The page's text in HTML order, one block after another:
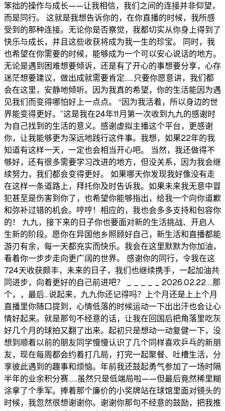
笨拙的操作与成长——让我相信，我们之间的连接并非仰望，
而是同行。 这就是我想告诉你的，在你直播的时候，我所感
受到的那种连接。无论你是否察觉，我都切实从你身上得到了
快乐与成长，并且这些收获将成为我一生的珍宝。 同时，我
也希望在你需要的时候，能够成为一个可以安心说话的地方。
无论是遇到困难想要倾诉，还是有了开心的事想要分享，心存
迷茫想要建议，做出成就需要肯定……只要你愿意讲，我们都
会在这里，安静地倾听。因为我真的希望，你的生活能因为遇
见我们而变得哪怕好上一点点。 “因为我活着，所以身边的世
界能变得更好。”这是我在24年11月第一次收到九九的感谢时
为自己找到的生活的意义。感谢虚拟主播这个平台，更感谢
你，让我能够更为深远地践行这件事。我想，如果22年的我
知道有这样一天，一定也会相当开心吧。 当然，我还做得不
够好，还有很多需要学习改进的地方，但没关系，因为我会继
续努力，我们都会变得更好。 如果哪天你发现我好像没有走
在这样一条道路上，拜托你及时告诉我。如果未来我无意中冒
犯甚至是伤害到你了，也希望你能够指出，给我一个向你道歉
和弥补过错的机会。哼哼！相应的，我也会多多支持和包容你
的！ 九九，接下来的日子你也要面对新的生活挑战、开启人
生新的阶段。愿你在异国他乡照顾好自己，新生活和直播都能
游刃有余，每一天都充实而快乐。我会在这里默默为你加油，
看着你一步步走向更广阔的世界。 感谢你的同行，令我在这
724天收获颇丰，未来的日子，我们也继续携手，一起加油共
同进步，向着更好的自己前进吧？ _ _ _ _ _ 2026.02.22 …那
个，，最后…说起来，九九你还记得吗？上个月还是上上个月
直播里你随口提到，心情低落的时候运动一下出出汗也会让心
情好起来。就是那句不经意的话，让我在回国后把角落里吃灰
好几个月的球拍又翻了出来。起初只是想动一动复健一下，没
想到顺着以前的朋友同学慢慢认识了几个同样喜欢乒乓的新朋
友，现在每周都会约着打几局，打完一起聚餐、吐槽生活，分
享彼此遇到的趣事和烦恼。年前我还鼓起勇气参加了一场时隔
半年的业余积分赛……虽然只是低端局啦——但最后竟然稀里糊
涂拿了个季军。捧着那个廉价的小奖牌站在球馆里面对镜头的
时候，我忽然很想谢谢你。谢谢你那句不经意的鼓励，把我推